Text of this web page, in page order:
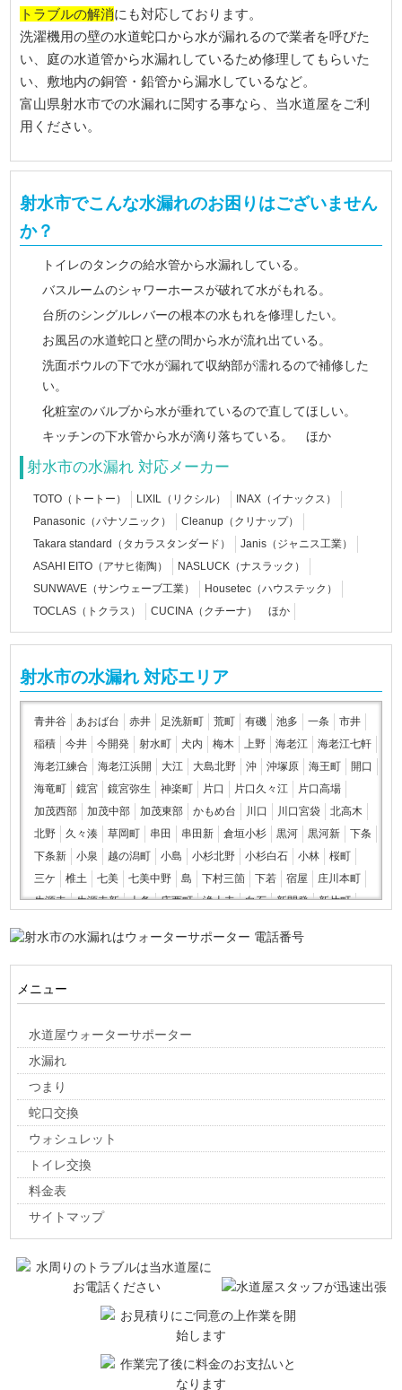
トラブルの解消にも対応しております。
洗濯機用の壁の水道蛇口から水が漏れるので業者を呼びた
い、庭の水道管から水漏れしているため修理してもらいた
い、敷地内の銅管・鉛管から漏水しているなど。
富山県射水市での水漏れに関する事なら、当水道屋をご利
用ください。
射水市でこんな水漏れのお困りはございません
か？
トイレのタンクの給水管から水漏れしている。
バスルームのシャワーホースが破れて水がもれる。
台所のシングルレバーの根本の水もれを修理したい。
お風呂の水道蛇口と壁の間から水が流れ出ている。
洗面ボウルの下で水が漏れて収納部が濡れるので補修した
い。
化粧室のバルブから水が垂れているので直してほしい。
キッチンの下水管から水が滴り落ちている。 ほか
射水市の水漏れ 対応メーカー
TOTO（トートー） LIXIL（リクシル）
INAX（イナックス）
Panasonic（パナソニック）
Cleanup（クリナップ）
Takara standard（タカラスタンダード）
Janis（ジャニス工業）
ASAHI EITO（アサヒ衛陶）
NASLUCK（ナスラック）
SUNWAVE（サンウェーブ工業）
Housetec（ハウステック）
TOCLAS（トクラス）
CUCINA（クチーナ） ほか
射水市の水漏れ 対応エリア
青井谷 あおば台 赤井 足洗新町 荒町 有磯 池多 一条
市井
稲積
今井 今開発 射水町 犬内 梅木 上野 海老江
海老江七軒
海老江練合
海老江浜開 大江 大島北野 沖 沖塚原 海王町
開口
海竜町
鏡宮 鏡宮弥生 神楽町 片口 片口久々江
片口高場
加茂西部
加茂中部 加茂東部 かもめ台 川口 川口宮袋
北高木
北野
久々湊 草岡町 串田 串田新 倉垣小杉 黒河 黒河新
下条
下条新
小泉 越の潟町 小島 小杉北野 小杉白石 小林
桜町
三ケ
椎土 七美 七美中野 島 下村三箇 下若 宿屋
庄川本町
生源寺
生源寺新 上条 庄西町 浄土寺 白石 新開発
新片町
高木
高場新町 竹鼻 立町 棚田 中央町 塚越 作道
円池
手崎 寺塚原 土合 東明七軒 東明中町 東明西町
東明東町
土代
鳥取
野手
野村 橋下条 八幡町 八講
戸破
堀江千石
本江北
本江三箇 本江利波 本江中 本江中新 本江西
本江後新
本江針山
本江針山新 本江針山開 本江東 本江南 本田
本町
松木
三日曽根
八塚
山本新
流通センター（青井谷１、２丁目）
メニュー
水道屋ウォーターサポーター
水漏れ
つまり
蛇口交換
ウォシュレット
トイレ交換
料金表
サイトマップ